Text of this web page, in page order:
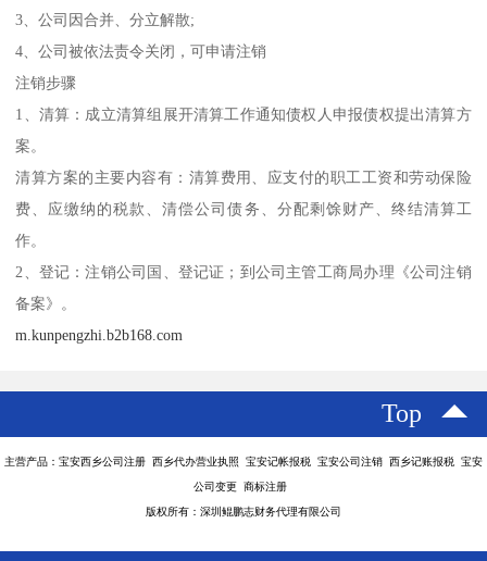
3、公司因合并、分立解散;
4、公司被依法责令关闭，可申请注销
注销步骤
1、清算：成立清算组展开清算工作通知债权人申报债权提出清算方
案。
清算方案的主要内容有：清算费用、应支付的职工工资和劳动保险
费、应缴纳的税款、清偿公司债务、分配剩馀财产、终结清算工
作。
2、登记：注销公司国、登记证；到公司主管工商局办理《公司注销
备案》。
m.kunpengzhi.b2b168.com
Top
主营产品：宝安西乡公司注册 西乡代办营业执照 宝安记帐报税 宝安公司注销 西乡记账报税 宝安
公司变更 商标注册
版权所有：深圳鲲鹏志财务代理有限公司